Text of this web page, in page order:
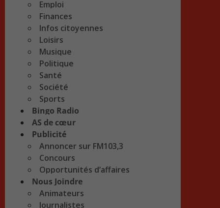
Emploi
Finances
Infos citoyennes
Loisirs
Musique
Politique
Santé
Société
Sports
Bingo Radio
AS de cœur
Publicité
Annoncer sur FM103,3
Concours
Opportunités d’affaires
Nous Joindre
Animateurs
Journalistes